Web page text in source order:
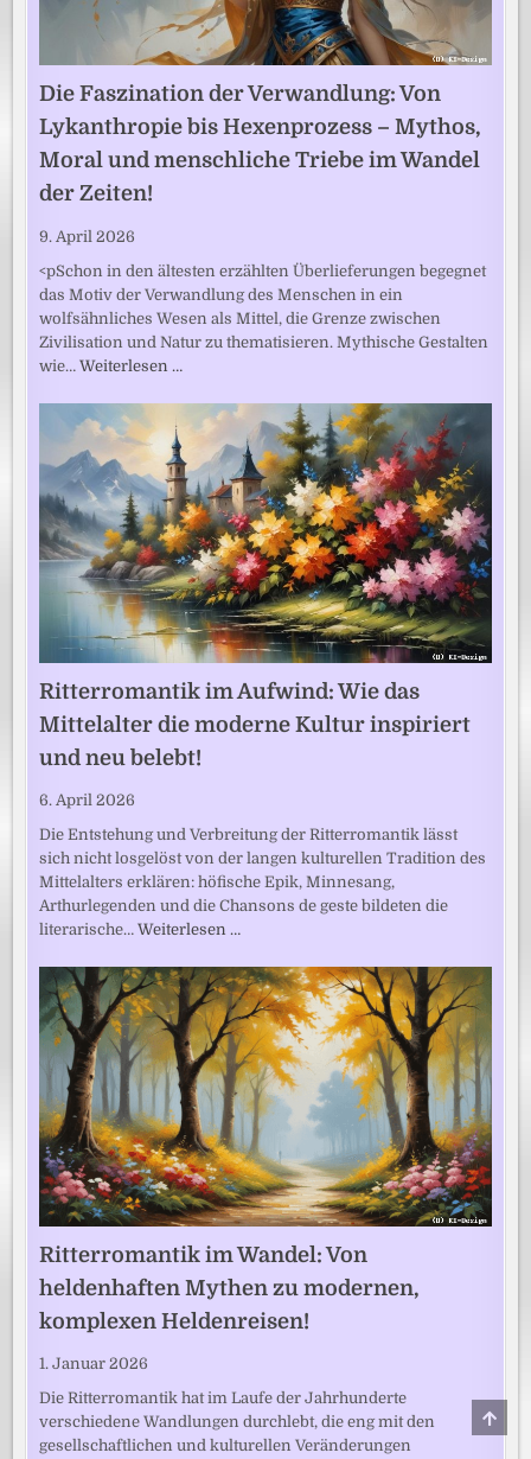
Die Faszination der Verwandlung: Von
Lykanthropie bis Hexenprozess – Mythos,
Moral und menschliche Triebe im Wandel
der Zeiten!
9. April 2026
<pSchon in den ältesten erzählten Überlieferungen begegnet
das Motiv der Verwandlung des Menschen in ein
wolfsähnliches Wesen als Mittel, die Grenze zwischen
Zivilisation und Natur zu thematisieren. Mythische Gestalten
wie…Weiterlesen …
Ritterromantik im Aufwind: Wie das
Mittelalter die moderne Kultur inspiriert
und neu belebt!
6. April 2026
Die Entstehung und Verbreitung der Ritterromantik lässt
sich nicht losgelöst von der langen kulturellen Tradition des
Mittelalters erklären: höfische Epik, Minnesang,
Arthurlegenden und die Chansons de geste bildeten die
literarische…Weiterlesen …
Ritterromantik im Wandel: Von
heldenhaften Mythen zu modernen,
komplexen Heldenreisen!
1. Januar 2026
Die Ritterromantik hat im Laufe der Jahrhunderte
verschiedene Wandlungen durchlebt, die eng mit den
gesellschaftlichen und kulturellen Veränderungen
TO